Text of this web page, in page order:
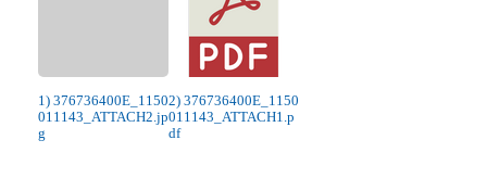
1) 376736400E_1150
011143_ATTACH2.jp
g
2) 376736400E_1150
011143_ATTACH1.p
df